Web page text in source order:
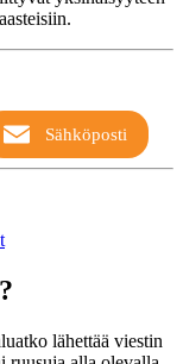
Sähköposti
lähettää viestin